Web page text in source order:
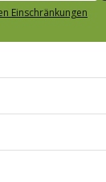
Einschränkungen